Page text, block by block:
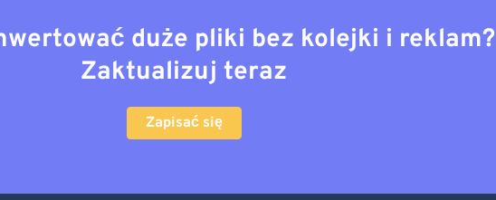
duże pliki bez kolejki i reklam?
Zaktualizuj teraz
Zapisać się